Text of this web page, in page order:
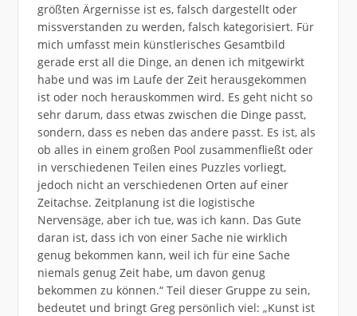
größten Ärgernisse ist es, falsch dargestellt oder
missverstanden zu werden, falsch kategorisiert. Für
mich umfasst mein künstlerisches Gesamtbild
gerade erst all die Dinge, an denen ich mitgewirkt
habe und was im Laufe der Zeit herausgekommen
ist oder noch herauskommen wird. Es geht nicht so
sehr darum, dass etwas zwischen die Dinge passt,
sondern, dass es neben das andere passt. Es ist, als
ob alles in einem großen Pool zusammenfließt oder
in verschiedenen Teilen eines Puzzles vorliegt,
jedoch nicht an verschiedenen Orten auf einer
Zeitachse. Zeitplanung ist die logistische
Nervensäge, aber ich tue, was ich kann. Das Gute
daran ist, dass ich von einer Sache nie wirklich
genug bekommen kann, weil ich für eine Sache
niemals genug Zeit habe, um davon genug
bekommen zu können.“ Teil dieser Gruppe zu sein,
bedeutet und bringt Greg persönlich viel: „Kunst ist